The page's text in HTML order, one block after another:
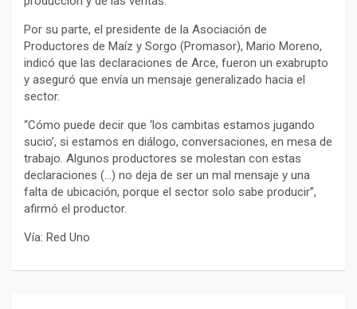
Por su parte, el presidente de la Asociación de
Productores de Maíz y Sorgo (Promasor), Mario Moreno,
indicó que las declaraciones de Arce, fueron un exabrupto
y aseguró que envía un mensaje generalizado hacia el
sector.
“Cómo puede decir que ‘los cambitas estamos jugando
sucio’, si estamos en diálogo, conversaciones, en mesa de
trabajo. Algunos productores se molestan con estas
declaraciones (…) no deja de ser un mal mensaje y una
falta de ubicación, porque el sector solo sabe producir”,
afirmó el productor.
Vía: Red Uno